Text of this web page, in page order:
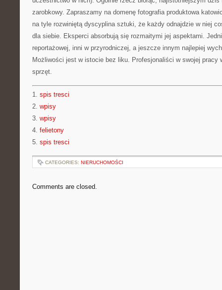
zarobkowy. Zapraszamy na domenę fotografia produktowa
na tyle rozwiniętą dyscyplina sztuki, że każdy odnajdzie w niej
dla siebie. Eksperci absorbują się rozmaitymi jej aspektami.
reportażowej, inni w przyrodniczej, a jeszcze innym najlepiej
Możliwości jest w istocie bez liku. Profesjonaliści w swojej pracy
sprzęt.
1. spis tresci
2. wpisy
3. wpisy
4. felietony
5. spis tresci
CATEGORIES: NIERUCHOMOŚCI
Comments are closed.